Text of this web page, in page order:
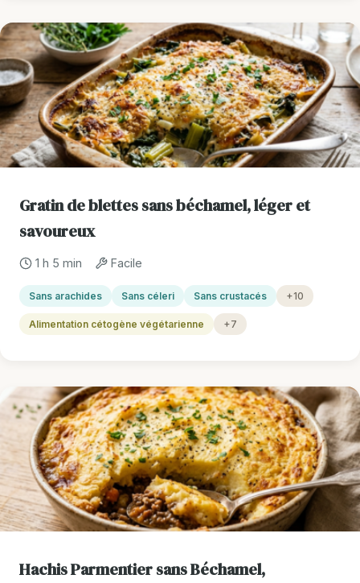
Gratin de blettes sans béchamel, léger et
savoureux
1 h 5 min Facile
Sans arachides Sans céleri Sans crustacés +10
Alimentation cétogène végétarienne +7
Hachis Parmentier sans Béchamel,